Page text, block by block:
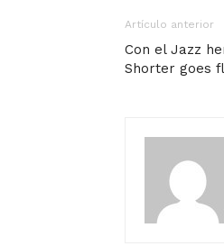
Artículo anterior
Con el Jazz
Shorter goes